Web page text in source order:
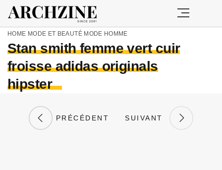
HOME MODE ET BEAUTÉ MODE HOMME
Stan smith femme vert cuir
froisse adidas originals
hipster
PRÉCÉDENT SUIVANT